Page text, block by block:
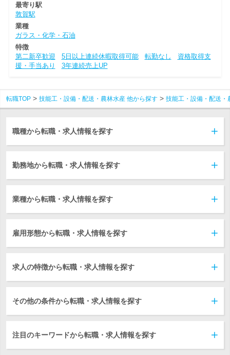
最寄り駅
敦賀駅
業種
ガラス・化学・石油
特徴
第二新卒歓迎
5日以上連続休暇取得可能 転勤なし
資格取得支
援・手当あり
3年連続売上UP
転職TOP 技能工・設備・配送・農林水産 他から探す 技能工・設備・配送・
職種から転職・求人情報を探す
勤務地から転職・求人情報を探す
業種から転職・求人情報を探す
雇用形態から転職・求人情報を探す
求人の特徴から転職・求人情報を探す
その他の条件から転職・求人情報を探す
注目のキーワードから転職・求人情報を探す